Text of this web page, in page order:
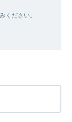
ください。